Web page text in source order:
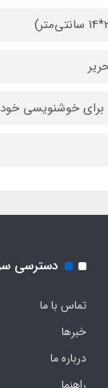
خوشنویسی
دسترسی
تماس با ما
خبرها
درباره ما